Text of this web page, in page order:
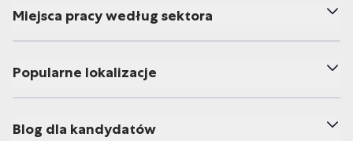
Miejsca pracy według sektora
Popularne lokalizacje
Blog dla kandydatów